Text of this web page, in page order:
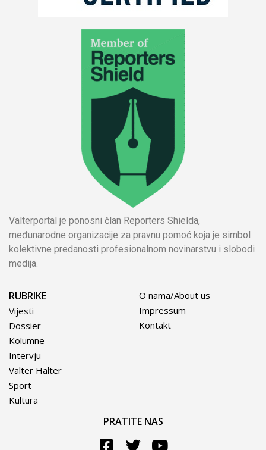
Valterportal je ponosni član Reporters Shielda,
međunarodne organizacije za pravnu pomoć koja je simbol
kolektivne predanosti profesionalnom novinarstvu i slobodi
medija.
RUBRIKE
Vijesti
Dossier
Kolumne
Intervju
Valter Halter
Sport
Kultura
O nama/About us
Impressum
Kontakt
PRATITE NAS